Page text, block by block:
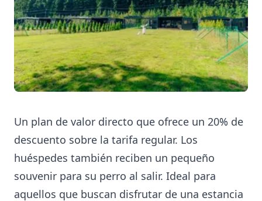
Un plan de valor directo que ofrece un 20% de
descuento sobre la tarifa regular. Los
huéspedes también reciben un pequeño
souvenir para su perro al salir. Ideal para
aquellos que buscan disfrutar de una estancia